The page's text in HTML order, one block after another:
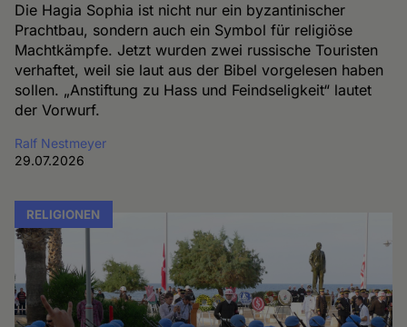
Die Hagia Sophia ist nicht nur ein byzantinischer
Prachtbau, sondern auch ein Symbol für religiöse
Machtkämpfe. Jetzt wurden zwei russische Touristen
verhaftet, weil sie laut aus der Bibel vorgelesen haben
sollen. „Anstiftung zu Hass und Feindseligkeit“ lautet
der Vorwurf.
Ralf Nestmeyer
29.07.2026
RELIGIONEN